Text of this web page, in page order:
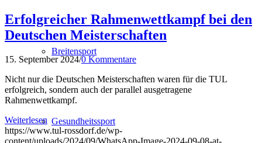
Breitensport
Gesundheitssport
Erfolgreicher Rahmenwettkampf bei den
Deutschen Meisterschaften
15. September 2024/0 Kommentare
Nicht nur die Deutschen Meisterschaften waren für die TUL
erfolgreich, sondern auch der parallel ausgetragene
Rahmenwettkampf.
Weiterlesen
https://www.tul-rossdorf.de/wp-